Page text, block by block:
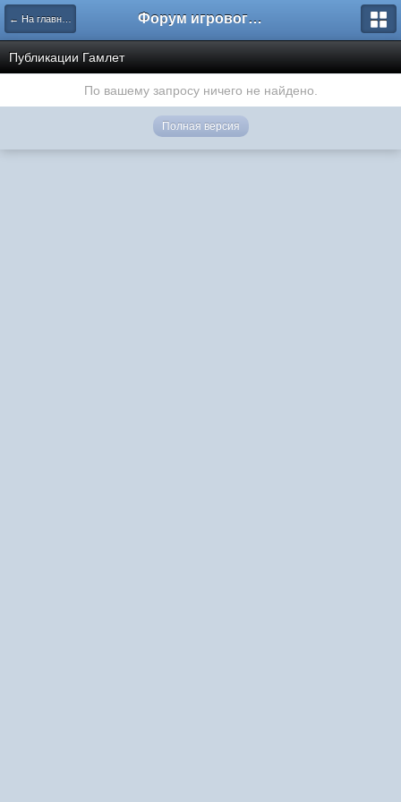
← На главную Форум игрового проекта Riverrise
Публикации Гамлет
По вашему запросу ничего не найдено.
Полная версия